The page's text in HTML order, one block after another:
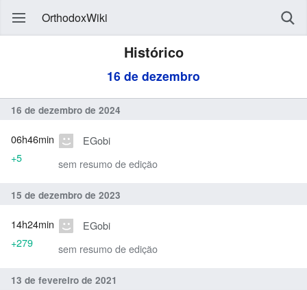
OrthodoxWiki
Histórico
16 de dezembro
16 de dezembro de 2024
EGobi
sem resumo de edição
06h46min
+5
15 de dezembro de 2023
EGobi
sem resumo de edição
14h24min
+279
13 de fevereiro de 2021